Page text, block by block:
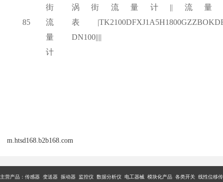
85
街
流
量
计
涡街流量计 ||流量
表
DN100||||
m.htsd168.b2b168.com
主营产品：传感器 变送器 振动器 监控仪 数据分析仪 电工器械 模块化产品 各类开关 线性位移传